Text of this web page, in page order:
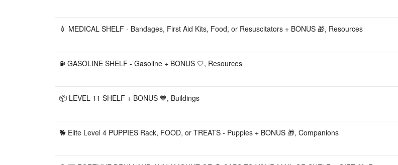
💉 MEDICAL SHELF - Bandages, First Aid Kits, Food, or Resuscitators + BONUS 🎁, Resources
⛽ GASOLINE SHELF - Gasoline + BONUS 🤍, Resources
📦 LEVEL 11 SHELF + BONUS 💙, Buildings
🐕 Elite Level 4 PUPPIES Rack, FOOD, or TREATS - Puppies + BONUS 🎁, Companions